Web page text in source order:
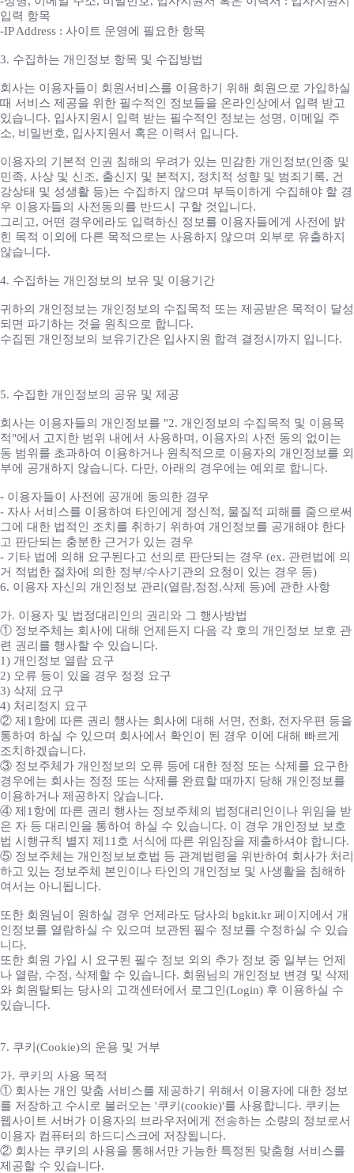
입력 항목
-IP Address : 사이트 운영에 필요한 항목
3. 수집하는 개인정보 항목 및 수집방법
회사는 이용자들이 회원서비스를 이용하기 위해 회원으로 가입하실
때 서비스 제공을 위한 필수적인 정보들을 온라인상에서 입력 받고
있습니다. 입사지원시 입력 받는 필수적인 정보는 성명, 이메일 주
소, 비밀번호, 입사지원서 혹은 이력서 입니다.
이용자의 기본적 인권 침해의 우려가 있는 민감한 개인정보(인종 및
민족, 사상 및 신조, 출신지 및 본적지, 정치적 성향 및 범죄기록, 건
강상태 및 성생활 등)는 수집하지 않으며 부득이하게 수집해야 할 경
우 이용자들의 사전동의를 반드시 구할 것입니다.
그리고, 어떤 경우에라도 입력하신 정보를 이용자들에게 사전에 밝
힌 목적 이외에 다른 목적으로는 사용하지 않으며 외부로 유출하지
않습니다.
4. 수집하는 개인정보의 보유 및 이용기간
귀하의 개인정보는 개인정보의 수집목적 또는 제공받은 목적이 달성
되면 파기하는 것을 원칙으로 합니다.
수집된 개인정보의 보유기간은 입사지원 합격 결정시까지 입니다.
5. 수집한 개인정보의 공유 및 제공
회사는 이용자들의 개인정보를 "2. 개인정보의 수집목적 및 이용목
적"에서 고지한 범위 내에서 사용하며, 이용자의 사전 동의 없이는
동 범위를 초과하여 이용하거나 원칙적으로 이용자의 개인정보를 외
부에 공개하지 않습니다. 다만, 아래의 경우에는 예외로 합니다.
- 이용자들이 사전에 공개에 동의한 경우
- 자사 서비스를 이용하여 타인에게 정신적, 물질적 피해를 줌으로써
그에 대한 법적인 조치를 취하기 위하여 개인정보를 공개해야 한다
고 판단되는 충분한 근거가 있는 경우
- 기타 법에 의해 요구된다고 선의로 판단되는 경우 (ex. 관련법에 의
거 적법한 절차에 의한 정부/수사기관의 요청이 있는 경우 등)
6. 이용자 자신의 개인정보 관리(열람,정정,삭제 등)에 관한 사항
가. 이용자 및 법정대리인의 권리와 그 행사방법
① 정보주체는 회사에 대해 언제든지 다음 각 호의 개인정보 보호 관
련 권리를 행사할 수 있습니다.
1) 개인정보 열람 요구
2) 오류 등이 있을 경우 정정 요구
3) 삭제 요구
4) 처리정지 요구
② 제1항에 따른 권리 행사는 회사에 대해 서면, 전화, 전자우편 등을
통하여 하실 수 있으며 회사에서 확인이 된 경우 이에 대해 빠르게
조치하겠습니다.
③ 정보주체가 개인정보의 오류 등에 대한 정정 또는 삭제를 요구한
경우에는 회사는 정정 또는 삭제를 완료할 때까지 당해 개인정보를
이용하거나 제공하지 않습니다.
④ 제1항에 따른 권리 행사는 정보주체의 법정대리인이나 위임을 받
은 자 등 대리인을 통하여 하실 수 있습니다. 이 경우 개인정보 보호
법 시행규칙 별지 제11호 서식에 따른 위임장을 제출하셔야 합니다.
⑤ 정보주체는 개인정보보호법 등 관계법령을 위반하여 회사가 처리
하고 있는 정보주체 본인이나 타인의 개인정보 및 사생활을 침해하
여서는 아니됩니다.
또한 회원님이 원하실 경우 언제라도 당사의 bgkit.kr 페이지에서 개
인정보를 열람하실 수 있으며 보관된 필수 정보를 수정하실 수 있습
니다.
또한 회원 가입 시 요구된 필수 정보 외의 추가 정보 중 일부는 언제
나 열람, 수정, 삭제할 수 있습니다. 회원님의 개인정보 변경 및 삭제
와 회원탈퇴는 당사의 고객센터에서 로그인(Login) 후 이용하실 수
있습니다.
7. 쿠키(Cookie)의 운용 및 거부
가. 쿠키의 사용 목적
① 회사는 개인 맞춤 서비스를 제공하기 위해서 이용자에 대한 정보
를 저장하고 수시로 불러오는 '쿠키(cookie)'를 사용합니다. 쿠키는
웹사이트 서버가 이용자의 브라우저에게 전송하는 소량의 정보로서
이용자 컴퓨터의 하드디스크에 저장됩니다.
② 회사는 쿠키의 사용을 통해서만 가능한 특정된 맞춤형 서비스를
제공할 수 있습니다.